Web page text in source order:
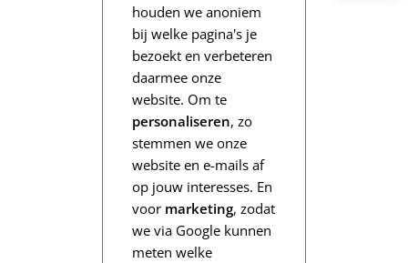
houden we anoniem
bij welke pagina's je
bezoekt en verbeteren
daarmee onze
website. Om te
personaliseren, zo
stemmen we onze
website en e-mails af
op jouw interesses. En
voor marketing, zodat
we via Google kunnen
meten welke